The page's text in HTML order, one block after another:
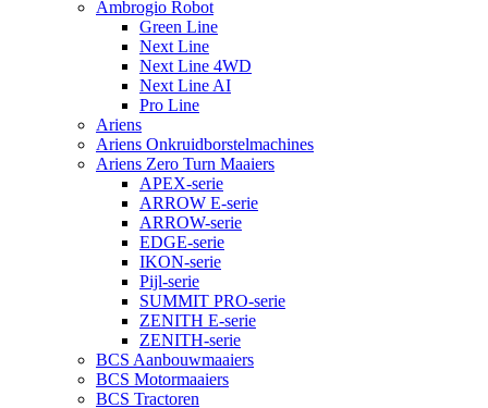
Ambrogio Robot
Green Line
Next Line
Next Line 4WD
Next Line AI
Pro Line
Ariens
Ariens Onkruidborstelmachines
Ariens Zero Turn Maaiers
APEX-serie
ARROW E-serie
ARROW-serie
EDGE-serie
IKON-serie
Pijl-serie
SUMMIT PRO-serie
ZENITH E-serie
ZENITH-serie
BCS Aanbouwmaaiers
BCS Motormaaiers
BCS Tractoren